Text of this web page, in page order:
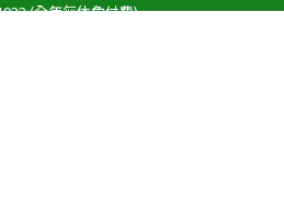
(全年無休免付費)